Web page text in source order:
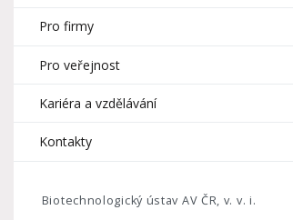
Pro firmy
Pro veřejnost
Kariéra a vzdělávání
Kontakty
Biotechnologický ústav AV ČR, v. v. i.